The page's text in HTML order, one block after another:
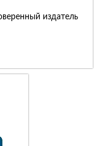
издатель